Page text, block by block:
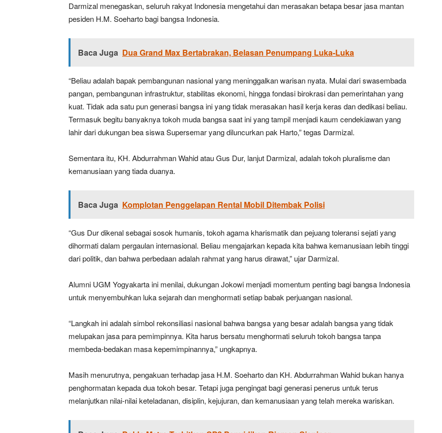
Darmizal menegaskan, seluruh rakyat Indonesia mengetahui dan merasakan betapa besar jasa mantan
pesiden H.M. Soeharto bagi bangsa Indonesia.
Baca Juga Dua Grand Max Bertabrakan, Belasan Penumpang Luka-Luka
“Beliau adalah bapak pembangunan nasional yang meninggalkan warisan nyata. Mulai dari swasembada
pangan, pembangunan infrastruktur, stabilitas ekonomi, hingga fondasi birokrasi dan pemerintahan yang
kuat. Tidak ada satu pun generasi bangsa ini yang tidak merasakan hasil kerja keras dan dedikasi beliau.
Termasuk begitu banyaknya tokoh muda bangsa saat ini yang tampil menjadi kaum cendekiawan yang
lahir dari dukungan bea siswa Supersemar yang diluncurkan pak Harto,” tegas Darmizal.
Sementara itu, KH. Abdurrahman Wahid atau Gus Dur, lanjut Darmizal, adalah tokoh pluralisme dan
kemanusiaan yang tiada duanya.
Baca Juga Komplotan Penggelapan Rental Mobil Ditembak Polisi
“Gus Dur dikenal sebagai sosok humanis, tokoh agama kharismatik dan pejuang toleransi sejati yang
dihormati dalam pergaulan internasional. Beliau mengajarkan kepada kita bahwa kemanusiaan lebih tinggi
dari politik, dan bahwa perbedaan adalah rahmat yang harus dirawat,” ujar Darmizal.
Alumni UGM Yogyakarta ini menilai, dukungan Jokowi menjadi momentum penting bagi bangsa Indonesia
untuk menyembuhkan luka sejarah dan menghormati setiap babak perjuangan nasional.
“Langkah ini adalah simbol rekonsiliasi nasional bahwa bangsa yang besar adalah bangsa yang tidak
melupakan jasa para pemimpinnya. Kita harus bersatu menghormati seluruh tokoh bangsa tanpa
membeda-bedakan masa kepemimpinannya,” ungkapnya.
Masih menurutnya, pengakuan terhadap jasa H.M. Soeharto dan KH. Abdurrahman Wahid bukan hanya
penghormatan kepada dua tokoh besar. Tetapi juga pengingat bagi generasi penerus untuk terus
melanjutkan nilai-nilai keteladanan, disiplin, kejujuran, dan kemanusiaan yang telah mereka wariskan.